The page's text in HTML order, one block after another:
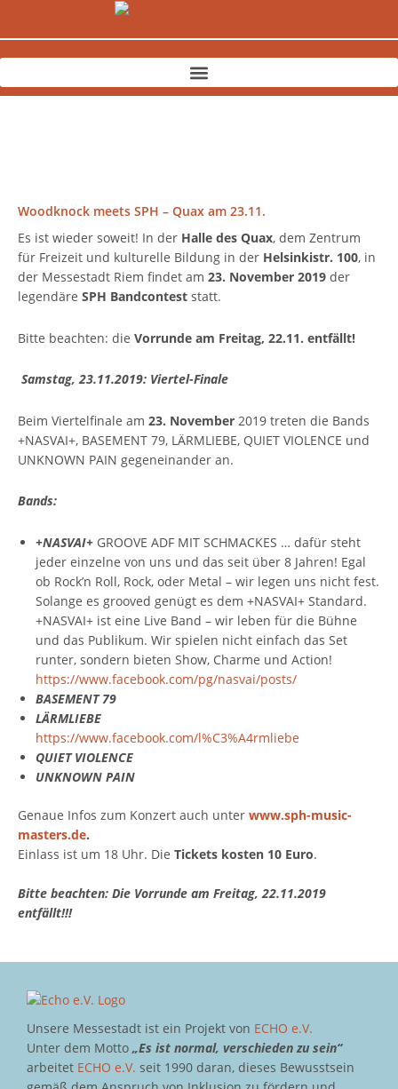
Woodknock meets SPH – Quax am 23.11.
Es ist wieder soweit! In der Halle des Quax, dem Zentrum
für Freizeit und kulturelle Bildung in der Helsinkistr. 100, in
der Messestadt Riem findet am 23. November 2019 der
legendäre SPH Bandcontest statt.
Bitte beachten: die Vorrunde am Freitag, 22.11. entfällt!
Samstag, 23.11.2019: Viertel-Finale
Beim Viertelfinale am 23. November 2019 treten die Bands
+NASVAI+, BASEMENT 79, LÄRMLIEBE, QUIET VIOLENCE und
UNKNOWN PAIN gegeneinander an.
Bands:
+NASVAI+ GROOVE ADF MIT SCHMACKES … dafür steht
jeder einzelne von uns und das seit über 8 Jahren! Egal
ob Rock’n Roll, Rock, oder Metal – wir legen uns nicht fest.
Solange es grooved genügt es dem +NASVAI+ Standard.
+NASVAI+ ist eine Live Band – wir leben für die Bühne
und das Publikum. Wir spielen nicht einfach das Set
runter, sondern bieten Show, Charme und Action!
https://www.facebook.com/pg/nasvai/posts/
BASEMENT 79
LÄRMLIEBE
https://www.facebook.com/l%C3%A4rmliebe
QUIET VIOLENCE
UNKNOWN PAIN
Genaue Infos zum Konzert auch unter www.sph-music-
masters.de.
Einlass ist um 18 Uhr. Die Tickets kosten 10 Euro.
Bitte beachten: Die Vorrunde am Freitag, 22.11.2019
entfällt!!!
Unsere Messestadt ist ein Projekt von ECHO e.V.
Unter dem Motto „Es ist normal, verschieden zu sein“
arbeitet ECHO e.V. seit 1990 daran, dieses Bewusstsein